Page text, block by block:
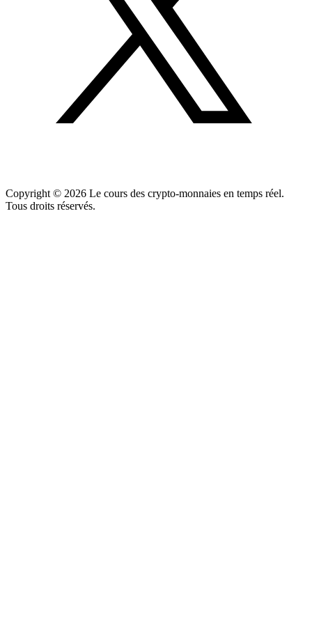
Copyright © 2026 Le cours des crypto-monnaies en temps réel.
Tous droits réservés.